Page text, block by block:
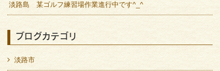
淡路島 某ゴルフ練習場作業進行中です^_^
ブログカテゴリ
淡路市